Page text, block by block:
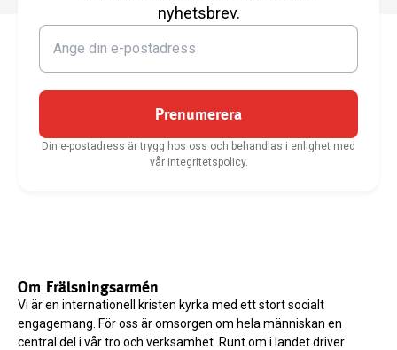
nyhetsbrev.
Prenumerera
Din e-postadress är trygg hos oss och behandlas i enlighet med
vår integritetspolicy.
Om Frälsningsarmén
Vi är en internationell kristen kyrka med ett stort socialt
engagemang. För oss är omsorgen om hela människan en
central del i vår tro och verksamhet. Runt om i landet driver